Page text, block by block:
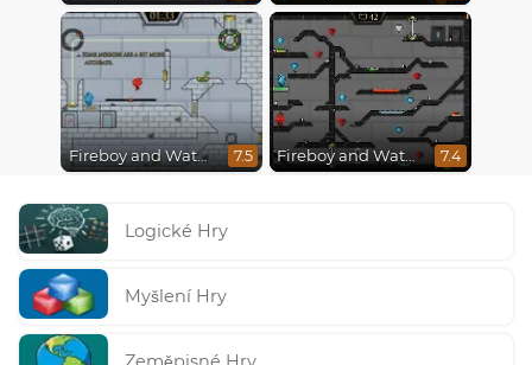
Fireboy and Watergirl in The Ice Temple 7.5 Fireboy and Watergirl 4 : Crystal Temple 7.4
Logické Hry
Myšlení Hry